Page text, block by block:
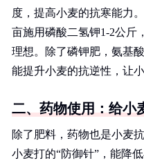
度，提高小麦的抗寒能力
亩施用磷酸二氢钾1-2公斤
理想。除了磷钾肥，氨基
能提升小麦的抗逆性，让
二、药物使用：给小
除了肥料，药物也是小麦
小麦打的“防御针”，能降